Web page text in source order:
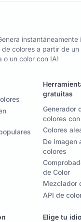
instantáneamente
colores a partir de
o un color con IA!
gratuitas
Generador
colores
Colores
De imagen
colores
de Color
Mezclador
API de
Elige tu